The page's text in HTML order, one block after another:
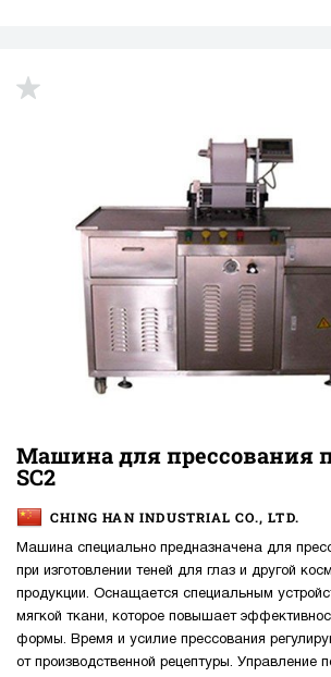
Машина для прессования
SC2
CHING HAN INDUSTRIAL CO., LTD.
Машина специально предназначена для
при изготовлении теней для глаз и другой
продукции. Оснащается специальным
мягкой ткани, которое повышает
формы. Время и усилие прессования
от производственной рецептуры. Управление